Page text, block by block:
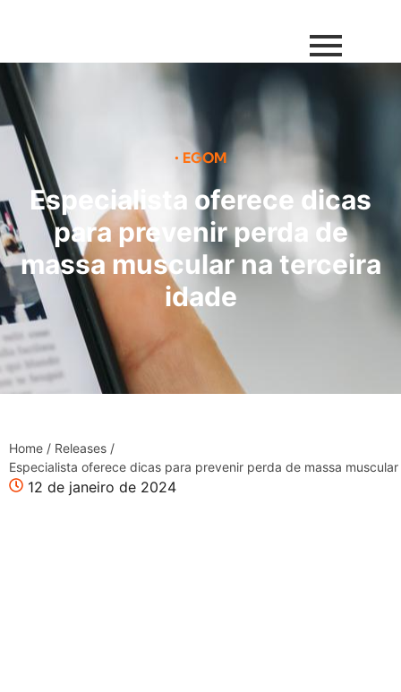
• EGOM
Especialista oferece dicas
para prevenir perda de
massa muscular na terceira
idade
Home / Releases /
Especialista oferece dicas para prevenir perda de massa
12 de janeiro de 2024